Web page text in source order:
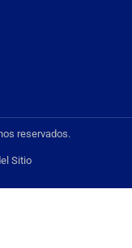
reservados.
Sitio